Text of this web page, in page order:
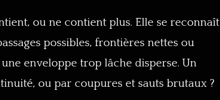
ou ne contient plus. Elle se reconnaît
possibles, frontières nettes ou
enveloppe trop lâche disperse. Un
ou par coupures et sauts brutaux ?